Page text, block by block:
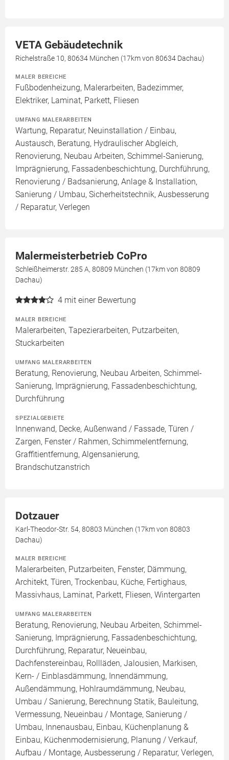
VETA Gebäudetechnik
Richelstraße 10, 80634 München (17km von 80634 Dachau)
MALER BEREICHE
Fußbodenheizung, Malerarbeiten, Badezimmer,
Elektriker, Laminat, Parkett, Fliesen
UMFANG MALERARBEITEN
Wartung, Reparatur, Neuinstallation / Einbau,
Austausch, Beratung, Hydraulischer Abgleich,
Renovierung, Neubau Arbeiten, Schimmel-Sanierung,
Imprägnierung, Fassadenbeschichtung, Durchführung,
Renovierung / Badsanierung, Anlage & Installation,
Sanierung / Umbau, Sicherheitstechnik, Ausbesserung
/ Reparatur, Verlegen
Malermeisterbetrieb CoPro
Schleißheimerstr. 285 A, 80809 München (17km von 80809
Dachau)
4 mit einer Bewertung
MALER BEREICHE
Malerarbeiten, Tapezierarbeiten, Putzarbeiten,
Stuckarbeiten
UMFANG MALERARBEITEN
Beratung, Renovierung, Neubau Arbeiten, Schimmel-
Sanierung, Imprägnierung, Fassadenbeschichtung,
Durchführung
SPEZIALGEBIETE
Innenwand, Decke, Außenwand / Fassade, Türen /
Zargen, Fenster / Rahmen, Schimmelentfernung,
Graffitientfernung, Algensanierung,
Brandschutzanstrich
Dotzauer
Karl-Theodor-Str. 54, 80803 München (17km von 80803
Dachau)
MALER BEREICHE
Malerarbeiten, Putzarbeiten, Fenster, Dämmung,
Architekt, Türen, Trockenbau, Küche, Fertighaus,
Massivhaus, Laminat, Parkett, Fliesen, Wintergarten
UMFANG MALERARBEITEN
Beratung, Renovierung, Neubau Arbeiten, Schimmel-
Sanierung, Imprägnierung, Fassadenbeschichtung,
Durchführung, Reparatur, Neueinbau,
Dachfenstereinbau, Rollläden, Jalousien, Markisen,
Kern- / Einblasdämmung, Innendämmung,
Außendämmung, Hohlraumdämmung, Neubau,
Umbau / Sanierung, Berechnung Statik, Bauleitung,
Vermessung, Neueinbau / Montage, Sanierung /
Umbau, Innenausbau, Einbau, Küchenplanung &
Einbau, Küchenmodernisierung, Planung / Verkauf,
Aufbau / Montage, Ausbesserung / Reparatur, Verlegen,